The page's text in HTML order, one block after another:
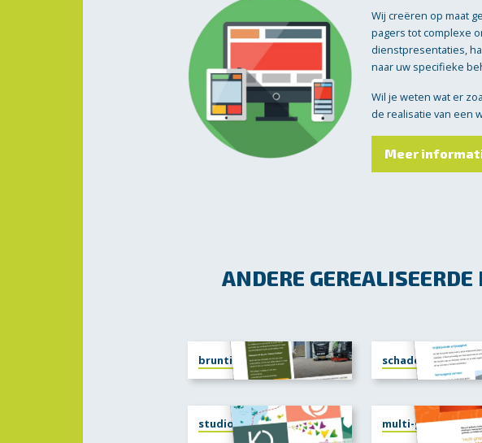
Wij creëren op maat
pagers tot complexe
dienstpresentaties,
naar uw specifieke
Wil je weten wat er
de realisatie van een
Meer
ANDERE
bruntinkvoorst.nl schadeherstel-
studiojuno.nl multi-graphic.nl